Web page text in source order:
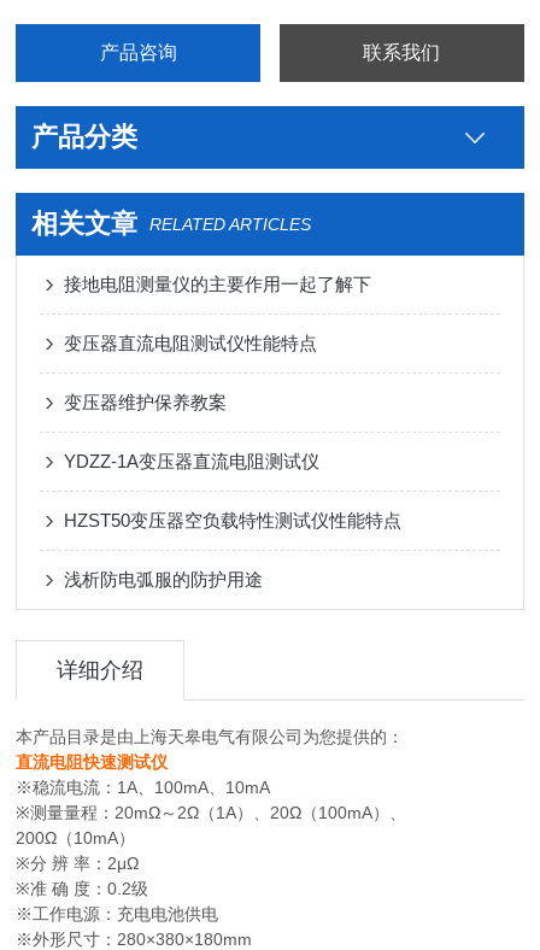
产品咨询 联系我们
产品分类
相关文章 RELATED ARTICLES
接地电阻测量仪的主要作用一起了解下
变压器直流电阻测试仪性能特点
变压器维护保养教案
YDZZ-1A变压器直流电阻测试仪
HZST50变压器空负载特性测试仪性能特点
浅析防电弧服的防护用途
详细介绍
本产品目录是由上海天皋电气有限公司为您提供的：
直流电阻快速测试仪
※稳流电流：1A、100mA、10mA
※测量量程：20mΩ～2Ω（1A）、20Ω（100mA）、
200Ω（10mA）
※分 辨 率：2μΩ
※准 确 度：0.2级
※工作电源：充电电池供电
※外形尺寸：280×380×180mm